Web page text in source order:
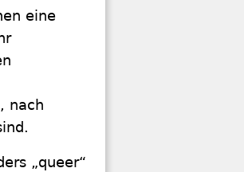
eine
nach
„queer“